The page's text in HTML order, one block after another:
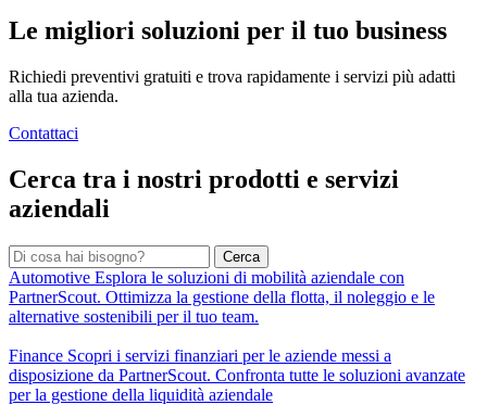
Le migliori soluzioni per il tuo business
Richiedi preventivi gratuiti e trova rapidamente i servizi più adatti
alla tua azienda.
Contattaci
Cerca tra i nostri prodotti e servizi
aziendali
Cerca
Automotive Esplora le soluzioni di mobilità aziendale con
PartnerScout. Ottimizza la gestione della flotta, il noleggio e le
alternative sostenibili per il tuo team.
Finance Scopri i servizi finanziari per le aziende messi a
disposizione da PartnerScout. Confronta tutte le soluzioni avanzate
per la gestione della liquidità aziendale